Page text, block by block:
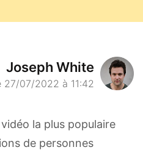
Joseph White
27/07/2022 à 11:42
la plus populaire
de personnes